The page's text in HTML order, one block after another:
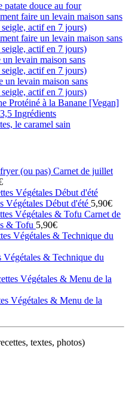
patate douce au four
faire un levain maison sans
actif en 7 jours)
faire un levain maison sans
actif en 7 jours)
levain maison sans
actif en 7 jours)
un levain maison sans
actif en 7 jours)
Protéiné à la Banane [Vegan]
Ingrédients
le caramel sain
Carnet de juillet
Végétales Début d'été 5,90€
Carnet de
& Tofu 5,90€
& Technique du
Végétales & Menu de la
textes, photos)